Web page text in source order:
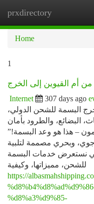
prxdirectory
Home
1
أم القيوين إلى الخرج
Internet 307 days ago
البسمة للشحن الدولي،
البضائع، والطرود بأمان
– هذا هو وعد البسمة!”
وبحري مصممة لتلبية
نستعرض خدمات البسمة
للشحن، مميزاتها، وكيفية
https://
%d8%a3%d9%85-